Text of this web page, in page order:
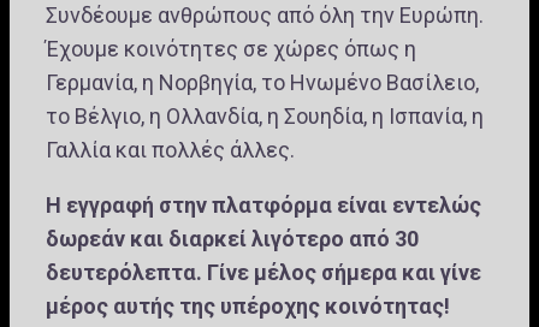
Συνδέουμε ανθρώπους από όλη την Ευρώπη.
Έχουμε κοινότητες σε χώρες όπως η
Γερμανία, η Νορβηγία, το Ηνωμένο Βασίλειο,
το Βέλγιο, η Ολλανδία, η Σουηδία, η Ισπανία, η
Γαλλία και πολλές άλλες.
Η εγγραφή στην πλατφόρμα είναι εντελώς
δωρεάν και διαρκεί λιγότερο από 30
δευτερόλεπτα. Γίνε μέλος σήμερα και γίνε
μέρος αυτής της υπέροχης κοινότητας!